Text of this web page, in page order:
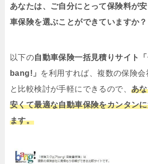
あなたは、ご自分にとって保険料が
車保険を選ぶことができていますか？
以下の自動車保険一括見積りサイト
bang!」 を利用すれば、複数の保険
と比較検討が手軽にできるので、 あ
安くて最適な自動車保険をカンタン
ます。